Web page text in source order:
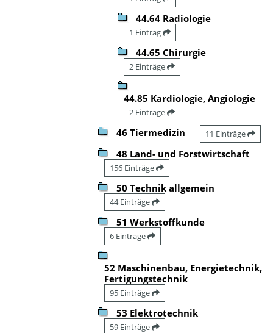
44.64 Radiologie
1 Eintrag
44.65 Chirurgie
2 Einträge
44.85 Kardiologie, Angiologie
2 Einträge
46 Tiermedizin 11 Einträge
48 Land- und Forstwirtschaft
156 Einträge
50 Technik allgemein
44 Einträge
51 Werkstoffkunde
6 Einträge
52 Maschinenbau, Energietechnik,
Fertigungstechnik
95 Einträge
53 Elektrotechnik
59 Einträge